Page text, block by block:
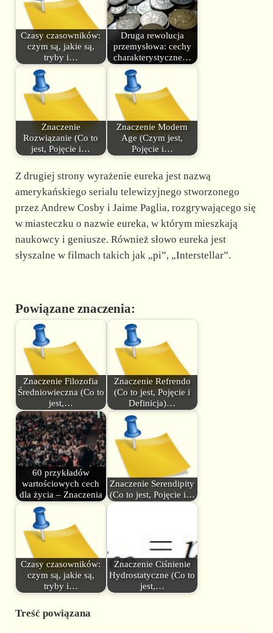
Czasy czasowników:
czym są, jakie są,
tryby i…
Druga rewolucja
przemysłowa: cechy
charakterystyczne…
Znaczenie
Rozwiązanie (Co to
jest, Pojęcie i…
Znaczenie Modern
Age (Czym jest,
Pojęcie i…
Z drugiej strony wyrażenie eureka jest nazwą
amerykańskiego serialu telewizyjnego stworzonego
przez Andrew Cosby i Jaime Paglia, rozgrywającego się
w miasteczku o nazwie eureka, w którym mieszkają
naukowcy i geniusze. Również słowo eureka jest
słyszalne w filmach takich jak „pi”, „Interstellar”.
Powiązane znaczenia:
Znaczenie Filozofia
Średniowieczna (Co to
jest,…
Znaczenie Refrendo
(Co to jest, Pojęcie i
Definicja)…
60 przykładów
wartościowych cech
dla życia – Znaczenia
Znaczenie Serendipity
(Co to jest, Pojęcie i…
Czasy czasowników:
czym są, jakie są,
tryby i…
Znaczenie Ciśnienie
Hydrostatyczne (Co to
jest,…
Treść powiązana